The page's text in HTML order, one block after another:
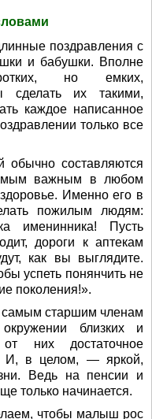
поздравления с
и бабушки. Вполне
но емких,
сделать их такими,
каждое написанное
только все
составляются
важным в любом
Именно его в
пожилым людям:
именинника! Пусть
дороги к аптекам
как вы выглядите.
успеть понянчить не
поколения!».
самым старшим членам
близких и
них достаточное
И, в целом, — яркой,
Ведь на пенсии и
только начинается.
чтобы малыш рос